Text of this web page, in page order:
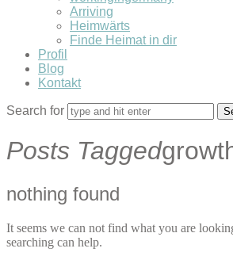
Arriving
Heimwärts
Finde Heimat in dir
Profil
Blog
Kontakt
Search for
Posts Tagged
nothing found
It seems we can not find what you are
searching can help.